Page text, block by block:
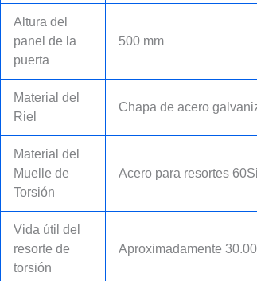
Altura del
panel de la
puerta
500 mm
Material del
Riel
Chapa de acero
Material del
Muelle de
Torsión
Acero para resortes
Vida útil del
resorte de
torsión
Aproximadamente